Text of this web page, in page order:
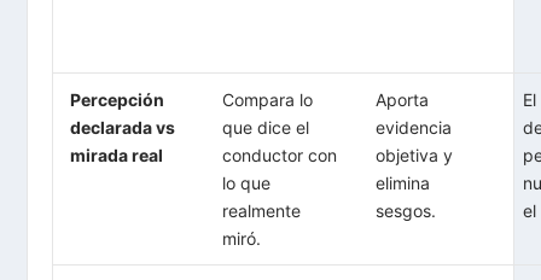
Percepción
declarada vs
mirada real
Compara lo
que dice el
conductor con
lo que
realmente
miró.
Aporta
evidencia
objetiva y
elimina
sesgos.
el